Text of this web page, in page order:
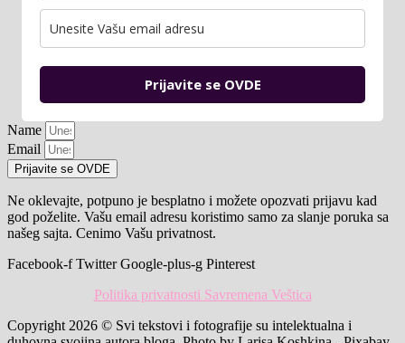
Prijavite se OVDE
Name
Email
Prijavite se OVDE
Ne oklevajte, potpuno je besplatno i možete opozvati prijavu kad
god poželite. Vašu email adresu koristimo samo za slanje poruka sa
našeg sajta. Cenimo Vašu privatnost.
Facebook-f Twitter Google-plus-g Pinterest
Politika privatnosti Savremena Veštica
Copyright 2026 © Svi tekstovi i fotografije su intelektualna i